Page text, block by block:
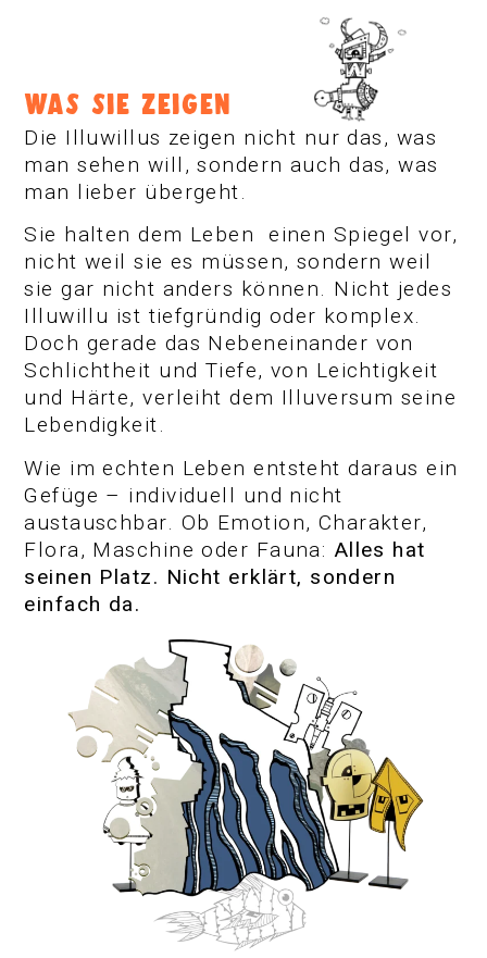
WAS SIE ZEIGEN
Die Illuwillus zeigen nicht nur das, was
man sehen will, sondern auch das, was
man lieber übergeht.
Sie halten dem Leben einen Spiegel vor,
nicht weil sie es müssen, sondern weil
sie gar nicht anders können. Nicht jedes
Illuwillu ist tiefgründig oder komplex.
Doch gerade das Nebeneinander von
Schlichtheit und Tiefe, von Leichtigkeit
und Härte, verleiht dem Illuversum seine
Lebendigkeit.
Wie im echten Leben entsteht daraus ein
Gefüge – individuell und nicht
austauschbar. Ob Emotion, Charakter,
Flora, Maschine oder Fauna: Alles hat
seinen Platz. Nicht erklärt, sondern
einfach da.